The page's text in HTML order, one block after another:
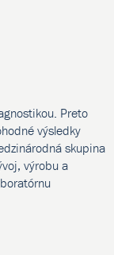
Preto
výsledky
skupina
výrobu a